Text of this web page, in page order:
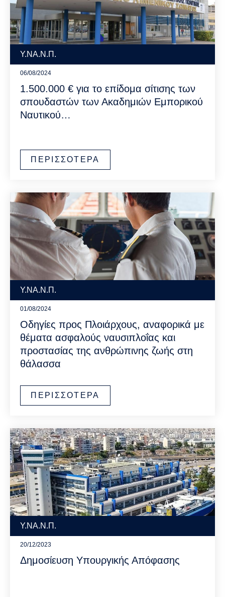
Υ.ΝΑ.Ν.Π.
06/08/2024
1.500.000 € για το επίδομα σίτισης των
σπουδαστών των Ακαδημιών Εμπορικού
Ναυτικού…
ΠΕΡΙΣΣΟΤΕΡΑ
Υ.ΝΑ.Ν.Π.
01/08/2024
Οδηγίες προς Πλοιάρχους, αναφορικά με
θέματα ασφαλούς ναυσιπλοΐας και
προστασίας της ανθρώπινης ζωής στη
θάλασσα
ΠΕΡΙΣΣΟΤΕΡΑ
Υ.ΝΑ.Ν.Π.
20/12/2023
Δημοσίευση Υπουργικής Απόφασης